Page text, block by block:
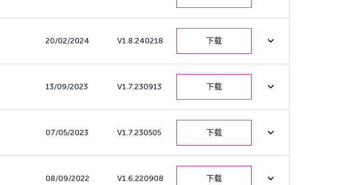
20/02/2024 V1.8.240218 下载
13/09/2023 V1.7.230913 下载
07/05/2023 V1.7.230505 下载
08/09/2022 V1.6.220908 下载